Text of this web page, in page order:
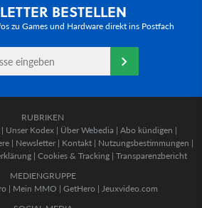
BESTELLEN
zu Games und Hardware direkt ins Postfach
RUBRIKEN
| Unser Kodex | Über Webedia | Abo kündigen |
| Newsletter | Kontakt | Nutzungsbestimmungen |
| Cookies & Tracking | Transparenzbericht
MEDIENGRUPPE
| Mein MMO | GetHero | Jeuxvideo.com